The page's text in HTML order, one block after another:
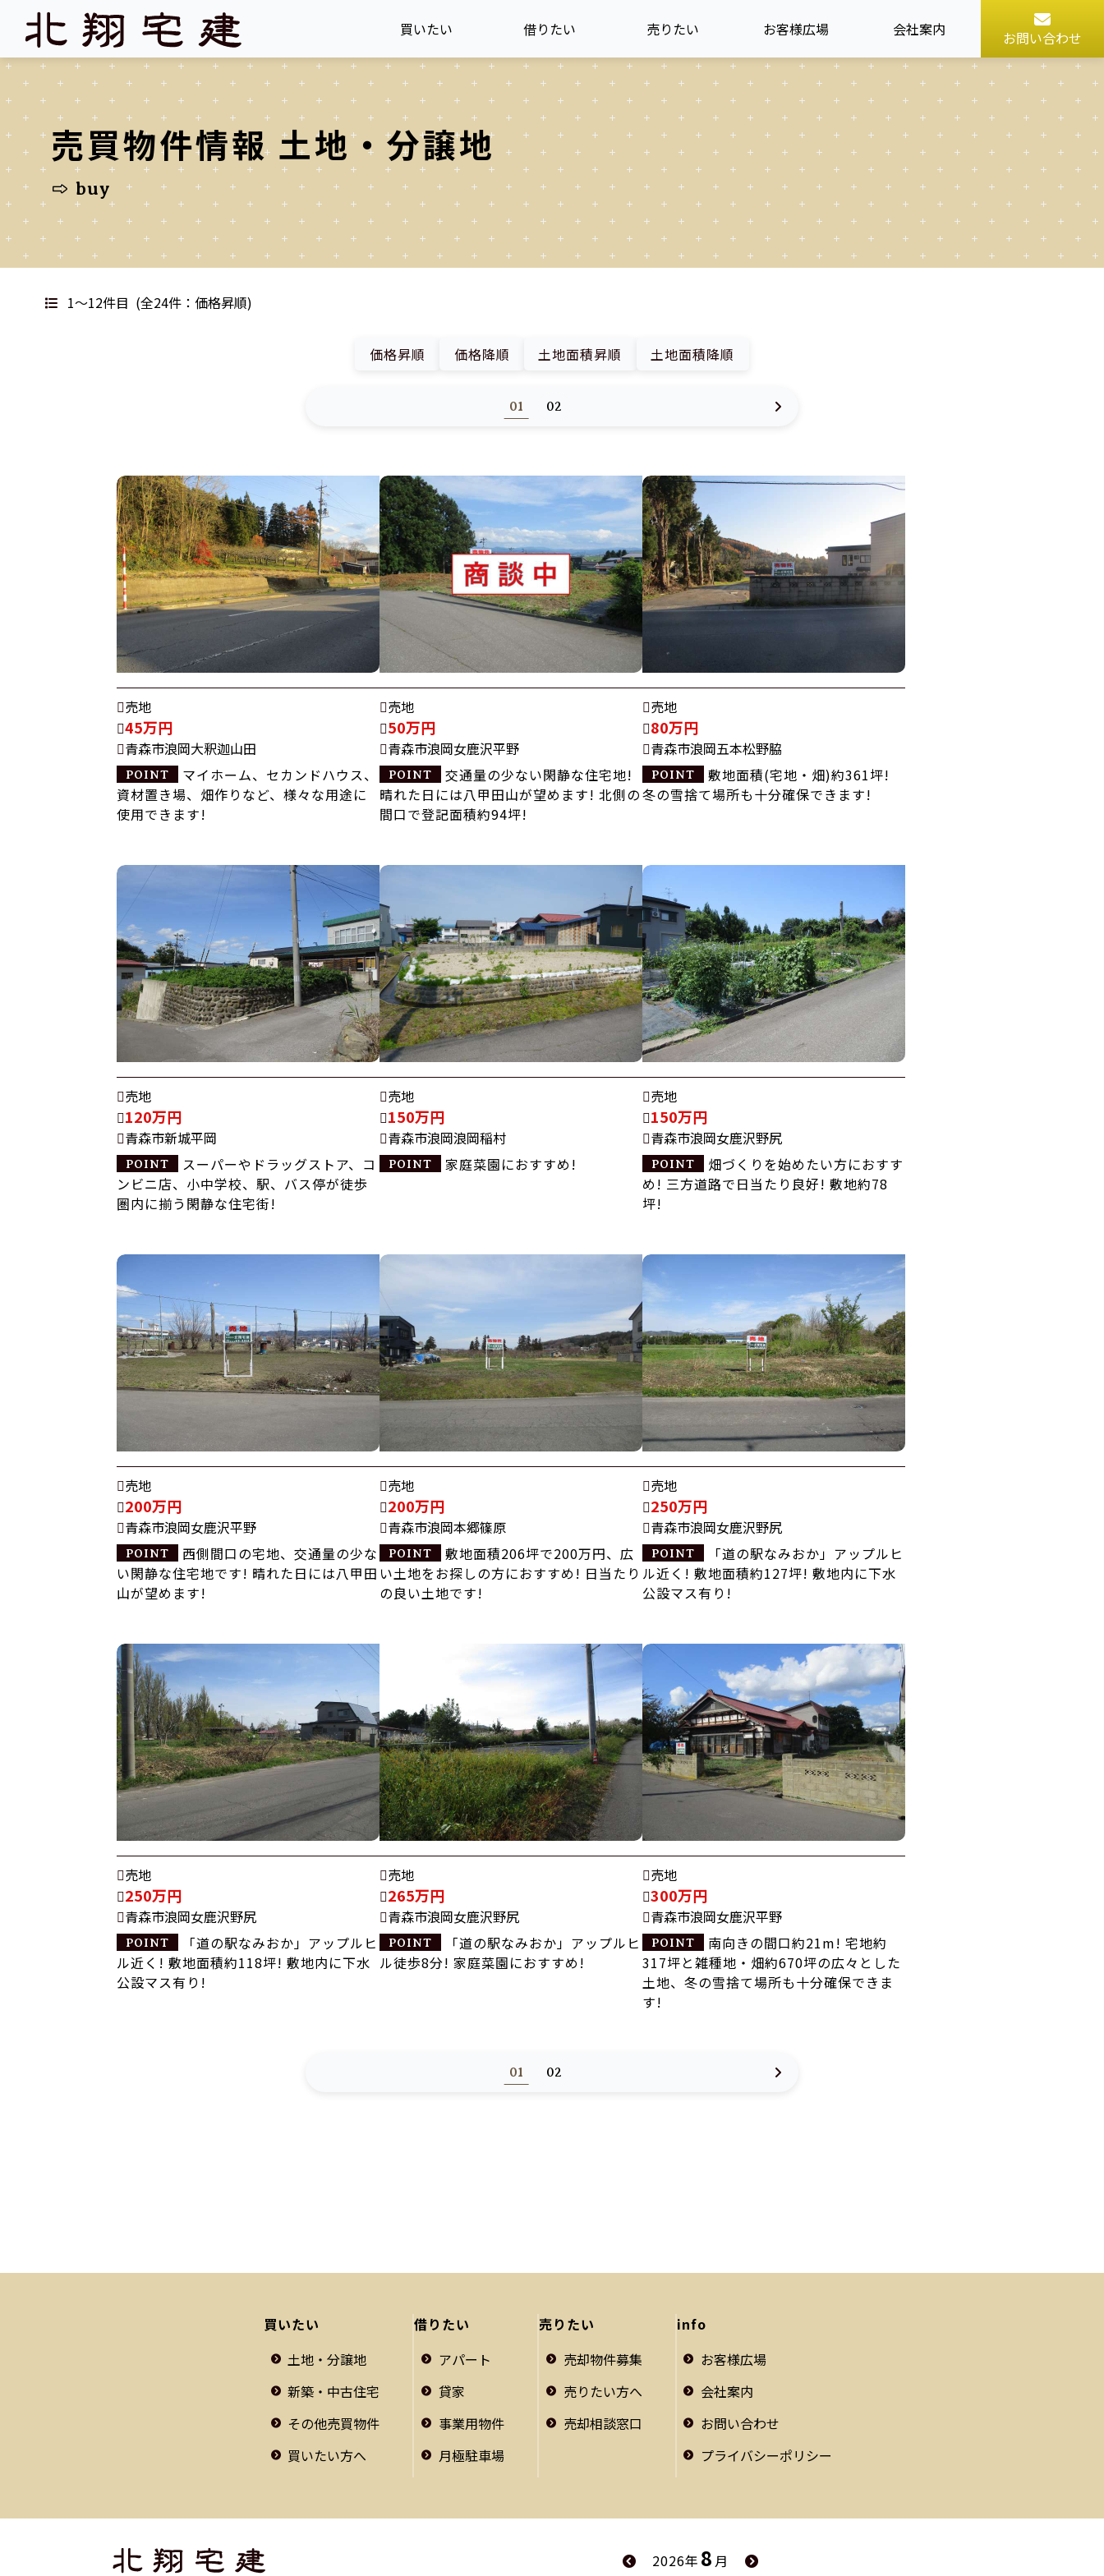
買いたい 借りたい 売りたい お客様広場 会社案内 お問い合わせ
売買物件情報 土地・分譲地
buy
1～12件目 (全24件：価格昇順)
価格昇順 価格降順 土地面積昇順 土地面積降順
01 02
売地
45万円
青森市浪岡大釈迦山田
マイホーム、セカンドハウス、
資材置き場、畑作りなど、様々な用途に
使用できます!
売地
50万円
青森市浪岡女鹿沢平野
交通量の少ない閑静な住宅地!
晴れた日には八甲田山が望めます! 北側の
間口で登記面積約94坪!
売地
80万円
青森市浪岡五本松野脇
敷地面積(宅地・畑)約361坪!
冬の雪捨て場所も十分確保できます!
売地
120万円
青森市新城平岡
スーパーやドラッグストア、コ
ンビニ店、小中学校、駅、バス停が徒歩
圏内に揃う閑静な住宅街!
売地
150万円
青森市浪岡浪岡稲村
家庭菜園におすすめ!
売地
150万円
青森市浪岡女鹿沢野尻
畑づくりを始めたい方におすす
め! 三方道路で日当たり良好! 敷地約78
坪!
売地
200万円
青森市浪岡女鹿沢平野
西側間口の宅地、交通量の少な
い閑静な住宅地です! 晴れた日には八甲田
山が望めます!
売地
200万円
青森市浪岡本郷篠原
敷地面積206坪で200万円、広
い土地をお探しの方におすすめ! 日当たり
の良い土地です!
売地
250万円
青森市浪岡女鹿沢野尻
「道の駅なみおか」アップルヒ
ル近く! 敷地面積約127坪! 敷地内に下水
公設マス有り!
売地
250万円
青森市浪岡女鹿沢野尻
「道の駅なみおか」アップルヒ
ル近く! 敷地面積約118坪! 敷地内に下水
公設マス有り!
売地
265万円
青森市浪岡女鹿沢野尻
「道の駅なみおか」アップルヒ
ル徒歩8分! 家庭菜園におすすめ!
売地
300万円
青森市浪岡女鹿沢平野
南向きの間口約21m! 宅地約
317坪と雑種地・畑約670坪の広々とした
土地、冬の雪捨て場所も十分確保できま
す!
01 02
買いたい
土地・分譲地
新築・中古住宅
その他売買物件
買いたい方へ
借りたい
アパート
貸家
事業用物件
月極駐車場
売りたい
売却物件募集
売りたい方へ
売却相談窓口
info
お客様広場
会社案内
お問い合わせ
プライバシーポリシー
2026年 8 月